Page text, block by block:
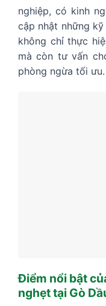
nghiệp, có kinh
cập nhật những
không chỉ thực
mà còn tư vấn
phòng ngừa tối ưu.
Điểm nổi bật
nghẹt tại Gò